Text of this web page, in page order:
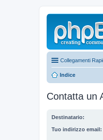
Collegamenti
Indice
Contatta un
Destinatario:
Tuo indirizzo email: